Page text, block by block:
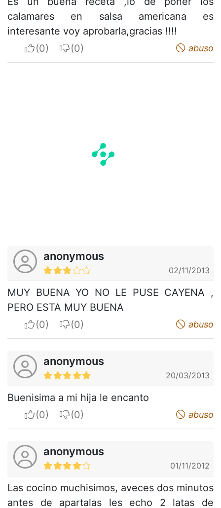
calamares en salsa americana es
interesante voy aprobarla,gracias !!!!
I apreciateI do not appreciate abuso
anonymous
02/11/2013
MUY BUENA YO NO LE PUSE CAYENA ,
PERO ESTA MUY BUENA
I apreciateI do not appreciate abuso
anonymous
20/03/2013
Buenisima a mi hija le encanto
I apreciateI do not appreciate abuso
anonymous
01/11/2012
Las cocino muchisimos, aveces dos minutos
antes de apartalas les echo 2 latas de